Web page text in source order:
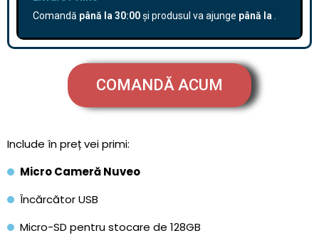
Comandă până la30:00și produsul va ajunge până la.
COMANDĂ ACUM
Include în preț vei primi:
Micro Cameră Nuveo
Încărcător USB
Micro-SD pentru stocare de 128GB